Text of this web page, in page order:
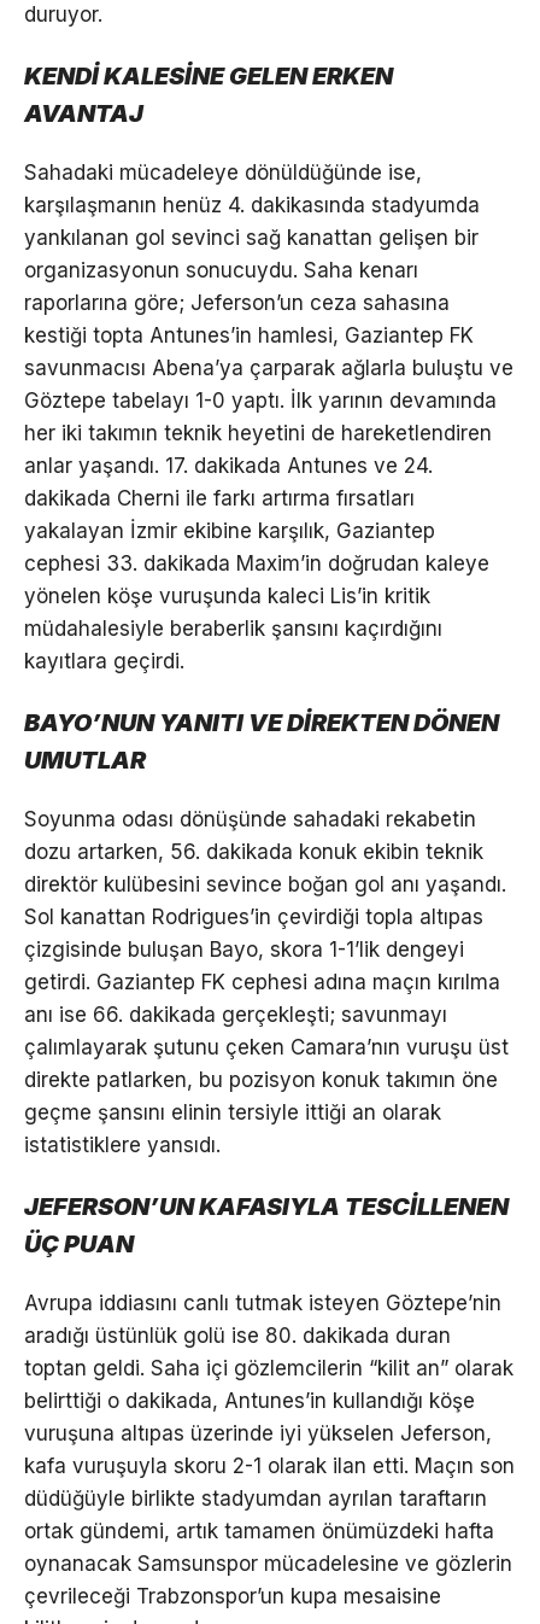
duruyor.
KENDİ KALESİNE GELEN ERKEN
AVANTAJ
Sahadaki mücadeleye dönüldüğünde ise,
karşılaşmanın henüz 4. dakikasında stadyumda
yankılanan gol sevinci sağ kanattan gelişen bir
organizasyonun sonucuydu. Saha kenarı
raporlarına göre; Jeferson’un ceza sahasına
kestiği topta Antunes’in hamlesi, Gaziantep FK
savunmacısı Abena’ya çarparak ağlarla buluştu ve
Göztepe tabelayı 1-0 yaptı. İlk yarının devamında
her iki takımın teknik heyetini de hareketlendiren
anlar yaşandı. 17. dakikada Antunes ve 24.
dakikada Cherni ile farkı artırma fırsatları
yakalayan İzmir ekibine karşılık, Gaziantep
cephesi 33. dakikada Maxim’in doğrudan kaleye
yönelen köşe vuruşunda kaleci Lis’in kritik
müdahalesiyle beraberlik şansını kaçırdığını
kayıtlara geçirdi.
BAYO’NUN YANITI VE DİREKTEN DÖNEN
UMUTLAR
Soyunma odası dönüşünde sahadaki rekabetin
dozu artarken, 56. dakikada konuk ekibin teknik
direktör kulübesini sevince boğan gol anı yaşandı.
Sol kanattan Rodrigues’in çevirdiği topla altıpas
çizgisinde buluşan Bayo, skora 1-1’lik dengeyi
getirdi. Gaziantep FK cephesi adına maçın kırılma
anı ise 66. dakikada gerçekleşti; savunmayı
çalımlayarak şutunu çeken Camara’nın vuruşu üst
direkte patlarken, bu pozisyon konuk takımın öne
geçme şansını elinin tersiyle ittiği an olarak
istatistiklere yansıdı.
JEFERSON’UN KAFASIYLA TESCİLLENEN
ÜÇ PUAN
Avrupa iddiasını canlı tutmak isteyen Göztepe’nin
aradığı üstünlük golü ise 80. dakikada duran
toptan geldi. Saha içi gözlemcilerin “kilit an” olarak
belirttiği o dakikada, Antunes’in kullandığı köşe
vuruşuna altıpas üzerinde iyi yükselen Jeferson,
kafa vuruşuyla skoru 2-1 olarak ilan etti. Maçın son
düdüğüyle birlikte stadyumdan ayrılan taraftarın
ortak gündemi, artık tamamen önümüzdeki hafta
oynanacak Samsunspor mücadelesine ve gözlerin
çevrileceği Trabzonspor’un kupa mesaisine